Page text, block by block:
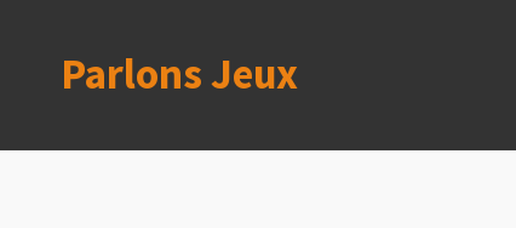
Parlons Jeux